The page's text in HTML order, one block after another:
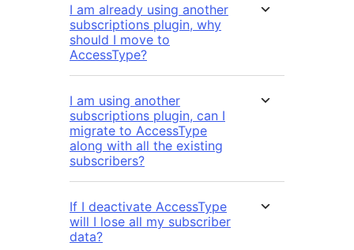
I am already using another
subscriptions plugin, why
should I move to
AccessType?
I am using another
subscriptions plugin, can I
migrate to AccessType
along with all the existing
subscribers?
If I deactivate AccessType
will I lose all my subscriber
data?